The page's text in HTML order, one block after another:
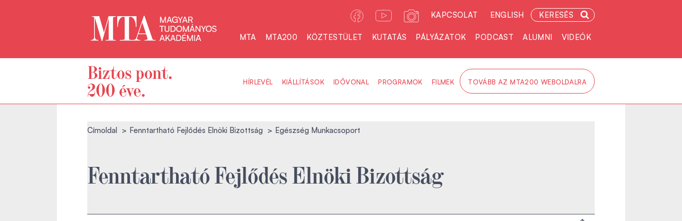
KAPCSOLAT ENGLISH KERESÉS
MTA MTA200 KÖZTESTÜLET KUTATÁS PÁLYÁZATOK PODCAST ALUMNI VIDEÓK
HÍRLEVÉL KIÁLLÍTÁSOK IDŐVONAL PROGRAMOK FILMEK TOVÁBB AZ MTA200 WEBOLDALRA
Címoldal Fenntartható Fejlődés Elnöki Bizottság Egészség Munkacsoport
Fenntartható Fejlődés Elnöki Bizottság